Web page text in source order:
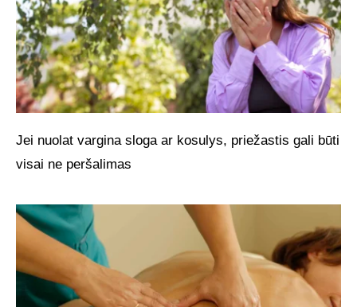
Jei nuolat vargina sloga ar kosulys, priežastis gali būti
visai ne peršalimas